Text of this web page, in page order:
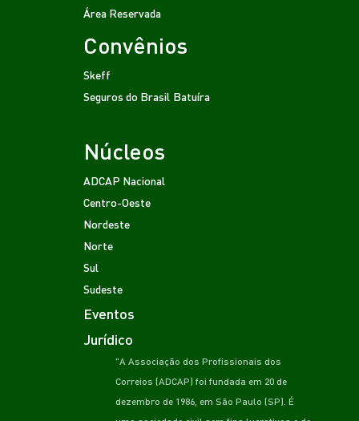
Área Reservada
Convênios
Skeff
Seguros do Brasil Batuíra
Núcleos
ADCAP Nacional
Centro-Oeste
Nordeste
Norte
Sul
Sudeste
Eventos
Jurídico
"A Associação dos Profissionais dos
Correios (ADCAP) foi fundada em 20 de
dezembro de 1986, em São Paulo (SP). É